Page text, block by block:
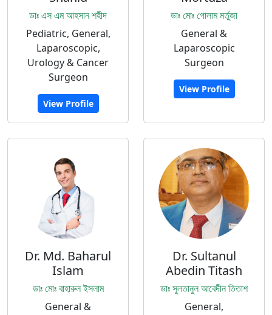
ডাঃ এস এম আহসান শহীদ
Pediatric, General,
Laparoscopic,
Urology & Cancer
Surgeon
View Profile
ডাঃ মোঃ গোলাম মর্তুজা
General &
Laparoscopic
Surgeon
View Profile
Dr. Md. Baharul
Islam
ডাঃ মোঃ বাহারুল ইসলাম
General &
Dr. Sultanul
Abedin Titash
ডাঃ সুলতানুল আবেদীন তিতাশ
General,